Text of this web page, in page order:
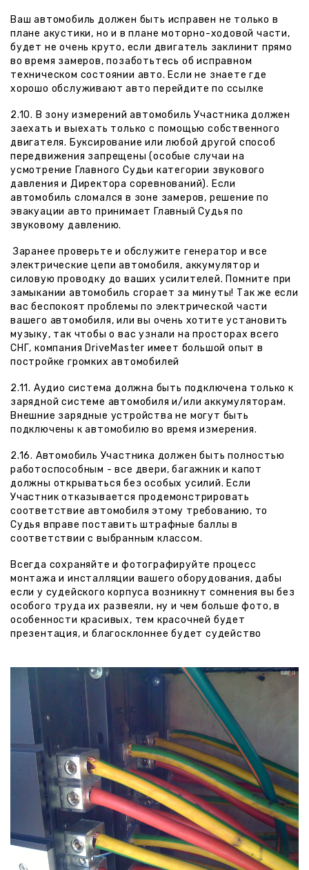
Ваш автомобиль должен быть исправен не только в
плане акустики, но и в плане моторно-ходовой части,
будет не очень круто, если двигатель заклинит прямо
во время замеров, позаботьтесь об исправном
техническом состоянии авто. Если не знаете где
хорошо обслуживают авто перейдите по ссылке
2.10. В зону измерений автомобиль Участника должен
заехать и выехать только с помощью собственного
двигателя. Буксирование или любой другой способ
передвижения запрещены (особые случаи на
усмотрение Главного Судьи категории звукового
давления и Директора соревнований). Если
автомобиль сломался в зоне замеров, решение по
эвакуации авто принимает Главный Судья по
звуковому давлению.
Заранее проверьте и обслужите генератор и все
электрические цепи автомобиля, аккумулятор и
силовую проводку до ваших усилителей. Помните при
замыкании автомобиль сгорает за минуты! Так же если
вас беспокоят проблемы по электрической части
вашего автомобиля, или вы очень хотите установить
музыку, так чтобы о вас узнали на просторах всего
СНГ, компания DriveMaster имеет большой опыт в
постройке громких автомобилей
2.11. Аудио система должна быть подключена только к
зарядной системе автомобиля и/или аккумуляторам.
Внешние зарядные устройства не могут быть
подключены к автомобилю во время измерения.
2.16. Автомобиль Участника должен быть полностью
работоспособным - все двери, багажник и капот
должны открываться без особых усилий. Если
Участник отказывается продемонстрировать
соответствие автомобиля этому требованию, то
Судья вправе поставить штрафные баллы в
соответствии с выбранным классом.
Всегда сохраняйте и фотографируйте процесс
монтажа и инсталляции вашего оборудования, дабы
если у судейского корпуса возникнут сомнения вы без
особого труда их развеяли, ну и чем больше фото, в
особенности красивых, тем красочней будет
презентация, и благосклоннее будет судейство